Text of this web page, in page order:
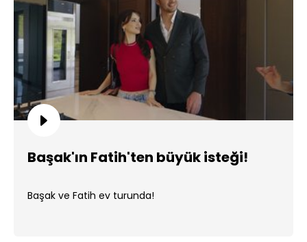
Başak'ın Fatih'ten büyük isteği!
Başak ve Fatih ev turunda!